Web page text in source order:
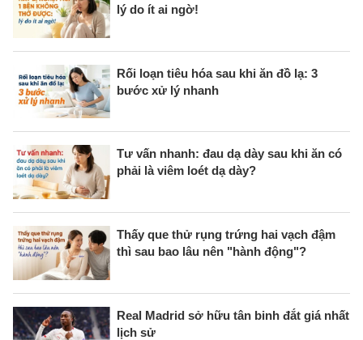
lý do ít ai ngờ!
Rối loạn tiêu hóa sau khi ăn đồ lạ: 3
bước xử lý nhanh
Tư vấn nhanh: đau dạ dày sau khi ăn có
phải là viêm loét dạ dày?
Thấy que thử rụng trứng hai vạch đậm
thì sau bao lâu nên "hành động"?
Real Madrid sở hữu tân binh đắt giá nhất
lịch sử